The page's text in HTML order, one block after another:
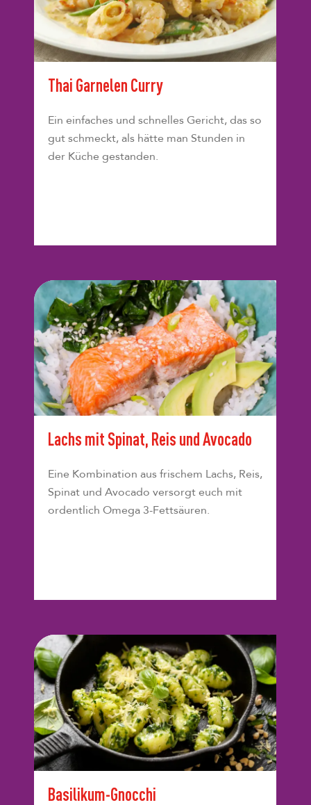
Thai Garnelen Curry
Ein einfaches und schnelles Gericht, das so
gut schmeckt, als hätte man Stunden in
der Küche gestanden.
Lachs mit Spinat, Reis und Avocado
Eine Kombination aus frischem Lachs, Reis,
Spinat und Avocado versorgt euch mit
ordentlich Omega 3-Fettsäuren.
Basilikum-Gnocchi